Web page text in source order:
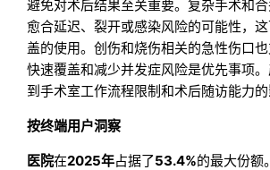
避免对术后结果至关重要。复杂手术和
愈合延迟、裂开或感染风险的可能性，
盖的使用。创伤和烧伤相关的急性伤口
快速覆盖和减少并发症风险是优先事项
到手术室工作流程限制和术后随访能力的
按终端用户洞察
医院在2025年占据了53.4%的最大份额